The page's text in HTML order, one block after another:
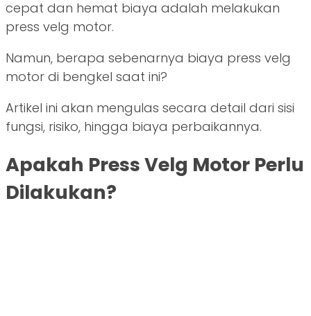
cepat dan hemat biaya adalah melakukan
press velg motor.
Namun, berapa sebenarnya biaya press velg
motor di bengkel saat ini?
Artikel ini akan mengulas secara detail dari sisi
fungsi, risiko, hingga biaya perbaikannya.
Apakah Press Velg Motor Perlu
Dilakukan?